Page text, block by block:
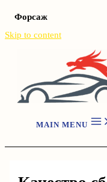
Форсаж
Skip to content
MAIN MENU